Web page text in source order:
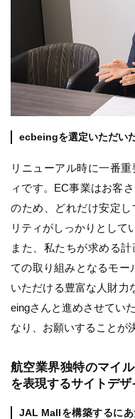
ecbeingを選定いただい
リニューアル時に一番
ィです。EC事業はお客
のため、どれだけ安定
リティがしっかりとして
また、私たちが求める
ての取り組みとなるモー
いただける豊富な人財力
eingさんと進めさせてい
なり、お願いすることが
航空業界独特のマイ
を表現するサイトデザ
JAL Mallを構築するに